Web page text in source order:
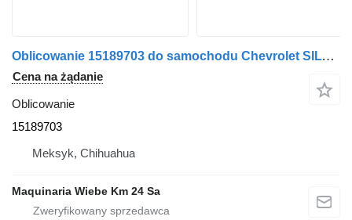
Oblicowanie 15189703 do samochodu Chevrolet SILVERADO 2000
Cena na żądanie
Oblicowanie
15189703
Meksyk, Chihuahua
Maquinaria Wiebe Km 24 Sa